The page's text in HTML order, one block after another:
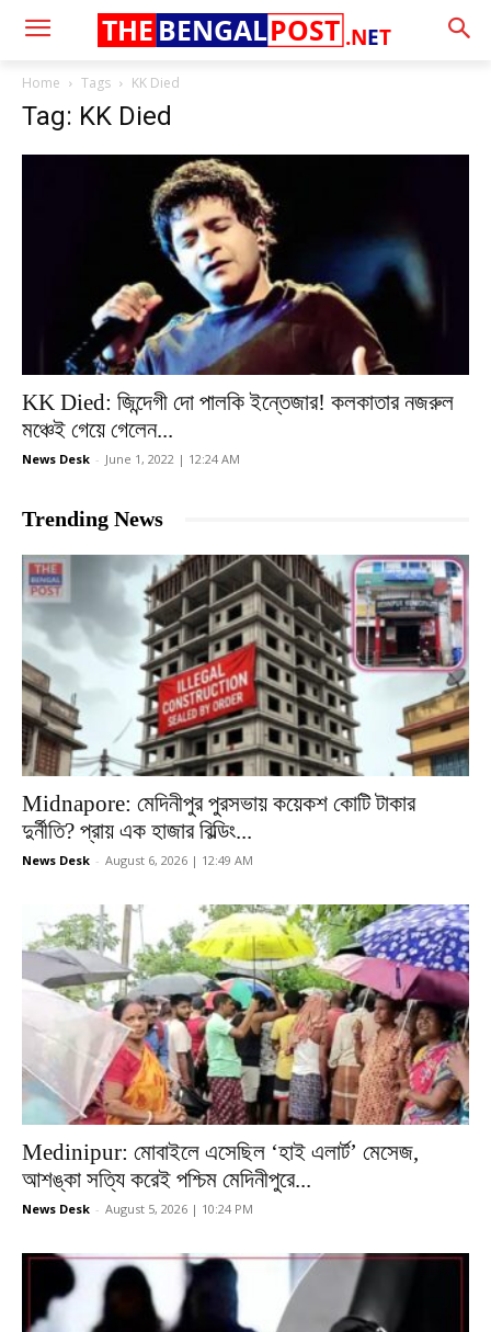
.NET
THE BENGALPOST
Home Tags KK Died
Tag: KK Died
KK Died: জিন্দেগী দো পালকি ইন্তেজার! কলকাতার নজরুল
মঞ্চেই গেয়ে গেলেন...
News Desk - June 1, 2022 | 12:24 AM
Trending News
Midnapore: মেদিনীপুর পুরসভায় কয়েকশ কোটি টাকার
দুর্নীতি? প্রায় এক হাজার বিল্ডিং...
News Desk - August 6, 2026 | 12:49 AM
Medinipur: মোবাইলে এসেছিল ‘হাই এলার্ট’ মেসেজ,
আশঙ্কা সত্যি করেই পশ্চিম মেদিনীপুরে...
News Desk - August 5, 2026 | 10:24 PM